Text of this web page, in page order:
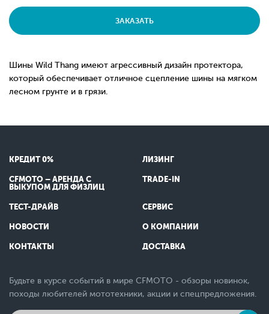
ЗАКАЗАТЬ
Шины Wild Thang имеют агрессивный дизайн протектора,
который обеспечивает отличное сцепление шины на мягком
лесном грунте и в грязи.
КРЕДИТ 0% ЛИЗИНГ
CFMOTO – АРЕНДА С
ВЫКУПОМ ДЛЯ ФИЗЛИЦ
TRADE-IN
ТЕСТ-ДРАЙВ СЕРВИС
НОВОСТИ О КОМПАНИИ
КОНТАКТЫ ДОСТАВКА
Будьте в курсе событий в мире CFMOTO - обзоры новинок,
походы любителей мототехники, акции и спецпредложения.